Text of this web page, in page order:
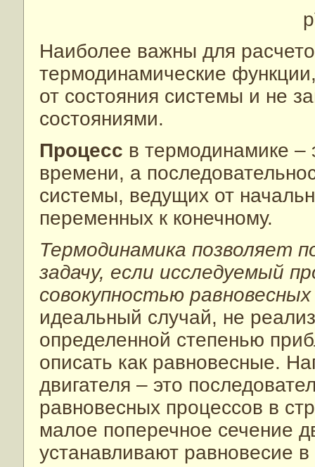
Наиболее важны для
термодинамические
от состояния системы и не
состояниями.
Процесс в термодинамике –
времени, а
системы, ведущих от
переменных к конечному.
Термодинамика позволяет
задачу, если исследуемый
совокупностью
идеальный случай, не
определенной степенью
описать как равновесные.
двигателя – это
равновесных процессов в
малое поперечное сечение
устанавливают равновесие